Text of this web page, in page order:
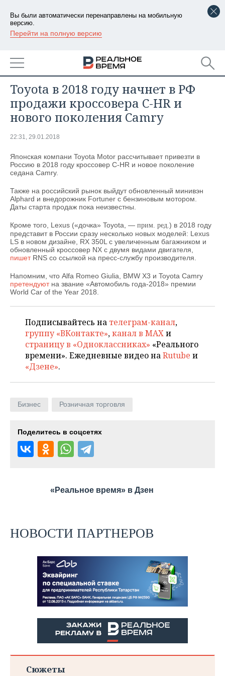
Вы были автоматически перенаправлены на мобильную
версию.
Перейти на полную версию
РЕГИОНЫ
БАШКОРТОСТАН
УДМУРТИЯ
НОВОСТИ
АНАЛИТИКА
НОВОСТИ АНАЛИТИКИ
КОРОЛИ ГОСЗАКАЗА ПФО
ВУЗЫ ТАТАРСТАНА
КОМУ ПРИНАДЛЕЖАТ
ТОРГОВЫЕ ЦЕНТРЫ
ТАТАРСТАНА
ЭКОНОМИКА
ФИНАНСЫ
БАНКИ
БЮДЖЕТ
ИНВЕСТИЦИИ
НОВОСТИ
ПРОМЫШЛЕННОСТИ
МАШИНОСТРОЕНИЕ
НЕФТЕХИМИЯ
НЕФТЬ
ОПК
НЕДВИЖИМОСТЬ
НОВОСТИ НЕДВИЖИМОСТИ
АВТО
НОВОСТИ АВТО
БИЗНЕС
НОВОСТИ БИЗНЕСА
РОЗНИЧНАЯ ТОРГОВЛЯ
УСЛУГИ
ТЕХНОЛОГИИ
НОВОСТИ ТЕХНОЛОГИЙ
МЕДИА
МЕРОПРИЯТИЯ
ВЫЕЗДНАЯ РЕДАКЦИЯ
ONLINE-КОНФЕРЕНЦИИ
ОТКРЫТАЯ ЛЕКЦИЯ
НОВОСТИ СПОРТА
ХОККЕЙ
БАСКЕТБОЛ
ВОЛЕЙБОЛ
КИБЕРСПОРТ
ФИГУРНОЕ КАТАНИЕ
ВОДНЫЕ ВИДЫ СПОРТА
ОБЩЕСТВО
ВЛАСТЬ
ИНФРАСТРУКТУРА
ИСТОРИЯ
КУЛЬТУРА
МЕДИЦИНА
ОБРАЗОВАНИЕ
СЮЖЕТЫ
СПРАВОЧНИК
СПИСОК ПЕРСОН
СПИСОК КОМПАНИЙ
ПОЛНАЯ ВЕРСИЯ
БИЗНЕС
Toyota в 2018 году начнет в РФ
продажи кроссовера C-HR и
нового поколения Camry
22:31, 29.01.2018
Японская компани Toyota Motor рассчитывает привезти в
Россию в 2018 году кроссовер C-HR и новое поколение
седана Camry.
Также на российский рынок выйдут обновленный минивэн
Alphard и внедорожник Fortuner с бензиновым мотором.
Даты старта продаж пока неизвестны.
Кроме того, Lexus («дочка» Toyota, — прим. ред.) в 2018 году
представит в России сразу несколько новых моделей: Lexus
LS в новом дизайне, RX 350L с увеличенным багажником и
обновленный кроссовер NX с двумя видами двигателя,
пишетRNS со ссылкой на пресс-службу производителя.
Напомним, что Alfa Romeo Giulia, BMW X3 и Toyota Camry
претендуютна звание «Автомобиль года-2018» премии
World Car of the Year 2018.
Подписывайтесь на телеграм-канал,
группу «ВКонтакте»,канал в MAXи
страницу в «Одноклассниках» «Реального
времени». Ежедневные видео наRutube и
«Дзене».
Бизнес Розничная торговля
Поделитесь в соцсетях
«Реальное время» в Дзен
НОВОСТИ ПАРТНЕРОВ
Сюжеты